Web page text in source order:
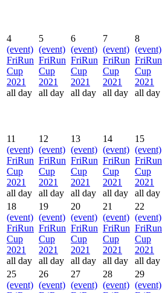
4
(event)
FriRun
Cup
2021
all day
5
(event)
FriRun
Cup
2021
all day
6
(event)
FriRun
Cup
2021
all day
7
(event)
FriRun
Cup
2021
all day
8
(event)
FriRun
Cup
2021
all day
11
(event)
FriRun
Cup
2021
all day
12
(event)
FriRun
Cup
2021
all day
13
(event)
FriRun
Cup
2021
all day
14
(event)
FriRun
Cup
2021
all day
15
(event)
FriRun
Cup
2021
all day
18
(event)
FriRun
Cup
2021
all day
19
(event)
FriRun
Cup
2021
all day
20
(event)
FriRun
Cup
2021
all day
21
(event)
FriRun
Cup
2021
all day
22
(event)
FriRun
Cup
2021
all day
25
(event)
26
(event)
27
(event)
28
(event)
29
(event)